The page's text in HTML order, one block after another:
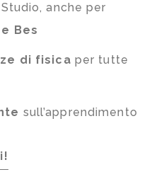
anche per
Bes
di fisica per tutte
sull’apprendimento